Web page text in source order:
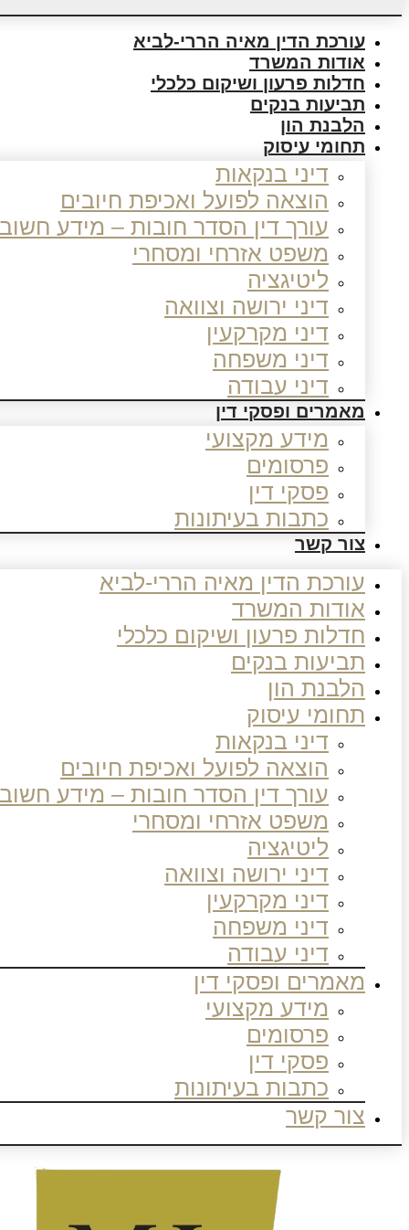
עורכת הדין מאיה הררי-לביא
אודות המשרד
חדלות פרעון ושיקום כלכלי
תביעות בנקים
הלבנת הון
תחומי עיסוק
דיני בנקאות
הוצאה לפועל ואכיפת חיובים
עורך דין הסדר חובות – מידע
משפט אזרחי ומסחרי
ליטיגציה
דיני ירושה וצוואה
דיני מקרקעין
דיני משפחה
דיני עבודה
מאמרים ופסקי דין
מידע מקצועי
פרסומים
פסקי דין
כתבות בעיתונות
צור קשר
עורכת הדין מאיה הררי-לביא
אודות המשרד
חדלות פרעון ושיקום כלכלי
תביעות בנקים
הלבנת הון
תחומי עיסוק
דיני בנקאות
הוצאה לפועל ואכיפת חיובים
עורך דין הסדר חובות – מידע
משפט אזרחי ומסחרי
ליטיגציה
דיני ירושה וצוואה
דיני מקרקעין
דיני משפחה
דיני עבודה
מאמרים ופסקי דין
מידע מקצועי
פרסומים
פסקי דין
כתבות בעיתונות
צור קשר